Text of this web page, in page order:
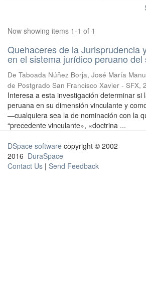
Now showing items 1-1 of 1
Quehaceres de la Jurisprudencia
en el sistema jurídico peruano del
De Taboada Núñez Borja, José María
de Postgrado San Francisco Xavier - SFX,
Interesa a esta investigación determinar si
peruana en su dimensión vinculante y
—cualquiera sea la de nominación con la
“precedente vinculante», «doctrina ...
DSpace software copyright © 2002-
2016 DuraSpace
Contact Us | Send Feedback